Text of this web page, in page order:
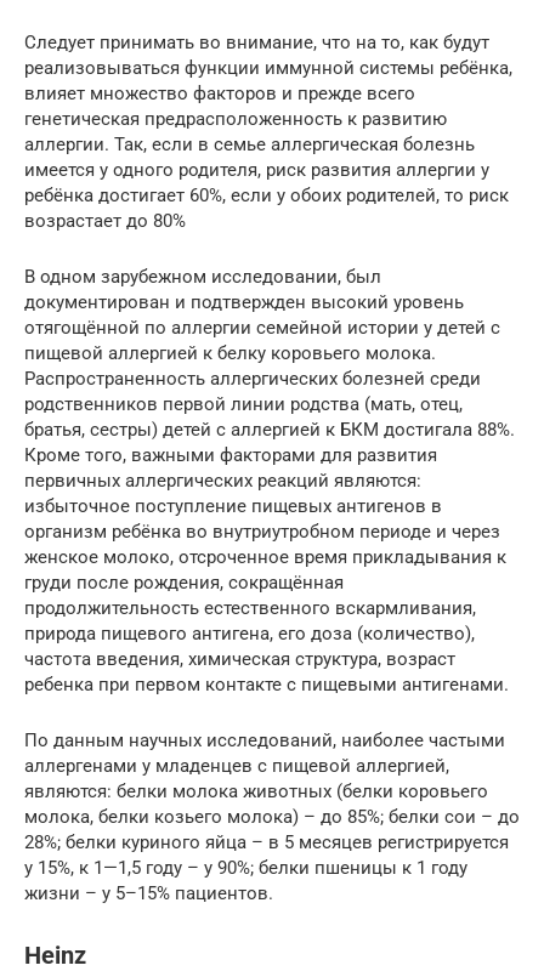
Следует принимать во внимание, что на то, как будут
реализовываться функции иммунной системы ребёнка,
влияет множество факторов и прежде всего
генетическая предрасположенность к развитию
аллергии. Так, если в семье аллергическая болезнь
имеется у одного родителя, риск развития аллергии у
ребёнка достигает 60%, если у обоих родителей, то риск
возрастает до 80%
В одном зарубежном исследовании, был
документирован и подтвержден высокий уровень
отягощённой по аллергии семейной истории у детей с
пищевой аллергией к белку коровьего молока.
Распространенность аллергических болезней среди
родственников первой линии родства (мать, отец,
братья, сестры) детей с аллергией к БКМ достигала 88%.
Кроме того, важными факторами для развития
первичных аллергических реакций являются:
избыточное поступление пищевых антигенов в
организм ребёнка во внутриутробном периоде и через
женское молоко, отсроченное время прикладывания к
груди после рождения, сокращённая
продолжительность естественного вскармливания,
природа пищевого антигена, его доза (количество),
частота введения, химическая структура, возраст
ребенка при первом контакте с пищевыми антигенами.
По данным научных исследований, наиболее частыми
аллергенами у младенцев с пищевой аллергией,
являются: белки молока животных (белки коровьего
молока, белки козьего молока) – до 85%; белки сои – до
28%; белки куриного яйца – в 5 месяцев регистрируется
у 15%, к 1—1,5 году – у 90%; белки пшеницы к 1 году
жизни – у 5–15% пациентов.
Heinz